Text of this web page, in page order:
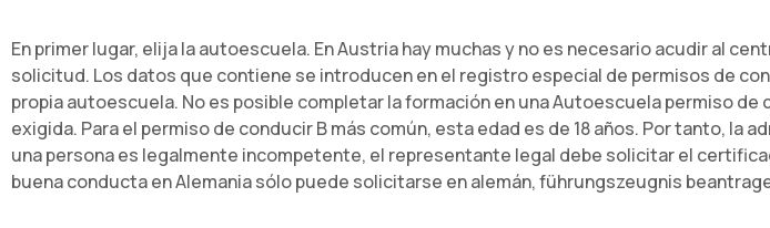
En primer lugar, elija la autoescuela. En Austria hay muchas y no es necesario acudir al
solicitud. Los datos que contiene se introducen en el registro especial de permisos de
propia autoescuela. No es posible completar la formación en unaAutoescuelapermiso de
exigida. Para el permiso de conducir B más común, esta edad es de 18 años. Por tanto, la
una persona es legalmente incompetente, el representante legal debe solicitar el
buena conducta en Alemania sólo puede solicitarse en alemán, führungszeugnis